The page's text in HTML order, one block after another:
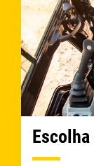
Escolha